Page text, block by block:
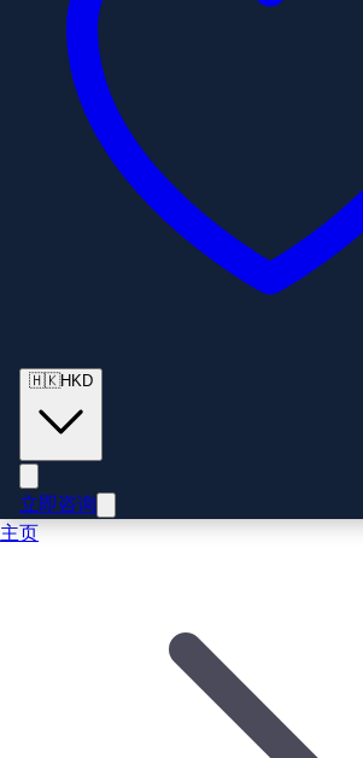
🇭🇰HKD
立即咨询
主页